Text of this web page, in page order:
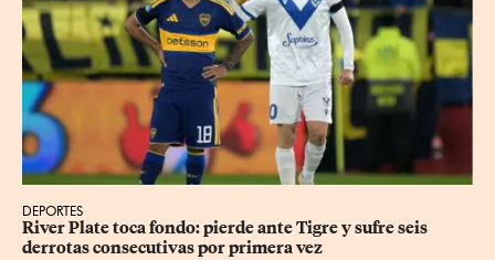
DEPORTES
River Plate toca fondo: pierde ante Tigre y sufre seis
derrotas consecutivas por primera vez